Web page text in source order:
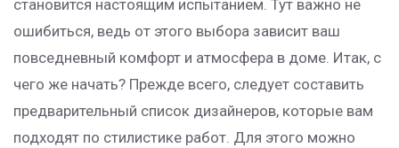
становится настоящим испытанием. Тут важно не
ошибиться, ведь от этого выбора зависит ваш
повседневный комфорт и атмосфера в доме. Итак, с
чего же начать? Прежде всего, следует составить
предварительный список дизайнеров, которые вам
подходят по стилистике работ. Для этого можно